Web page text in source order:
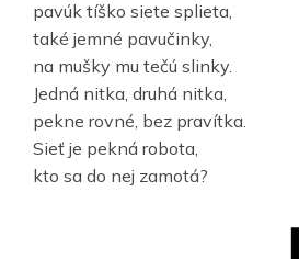
pavúk tíško siete splieta,
také jemné pavučinky,
na mušky mu tečú slinky.
Jedná nitka, druhá nitka,
pekne rovné, bez pravítka.
Sieť je pekná robota,
kto sa do nej zamotá?